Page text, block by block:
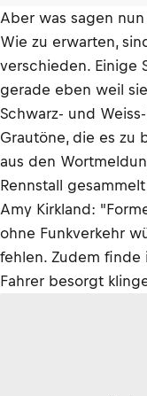
Aber was sagen nun
Wie zu erwarten,
verschieden. Einige
gerade eben weil
Schwarz- und
Grautöne, die es zu
aus den
Rennstall
Amy Kirkland:
ohne Funkverkehr
fehlen. Zudem finde
Fahrer besorgt